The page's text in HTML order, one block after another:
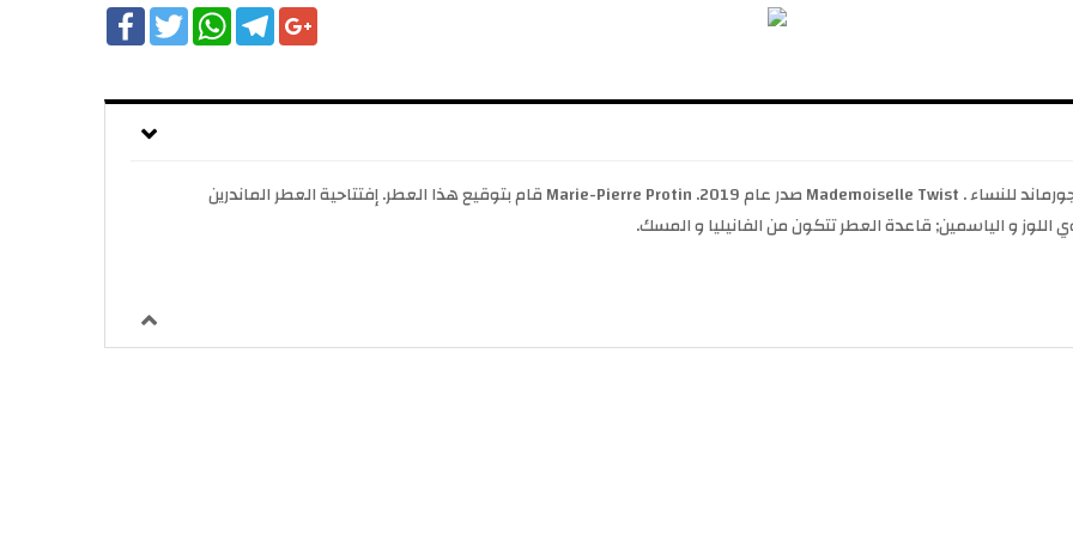
FacebookTwitter
WhatsAppTelegramGoogle+
Mademoiselle Twist Mauboussin عطر زهري - فواكه - جورماند للنساء . Mademoiselle Twist صدر عام 2019. Marie-Pierre Protin قام بتوقيع هذا العطر. إفتتاحية العطر الماندرين
و الياسمين; قاعدة العطر تتكون من الفانيليا و المسك.